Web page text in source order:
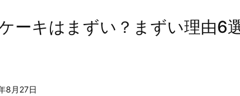
ーキはまずい？まずい理由6
8月27日